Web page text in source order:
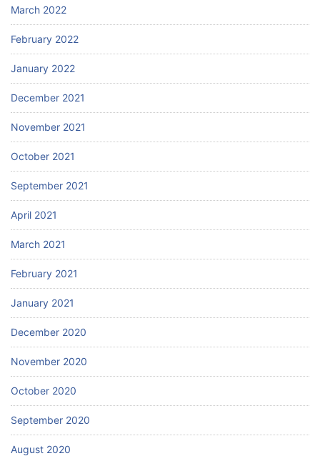
March 2022
February 2022
January 2022
December 2021
November 2021
October 2021
September 2021
April 2021
March 2021
February 2021
January 2021
December 2020
November 2020
October 2020
September 2020
August 2020